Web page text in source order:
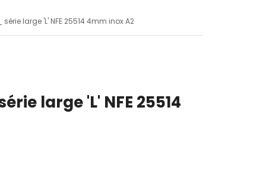
série large 'L' NFE 25514 4mm inox A2
large 'L' NFE 25514